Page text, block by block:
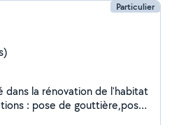
Particulier
dans la rénovation de l'habitat
: pose de gouttière,pose